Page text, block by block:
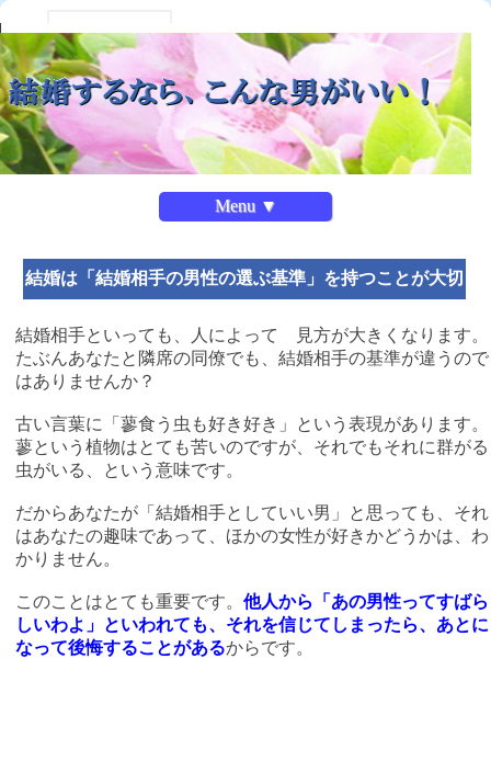
Menu ▼
結婚は「結婚相手の男性の選ぶ基準」を持つことが大切
結婚相手といっても、人によって 見方が大きくなります。
たぶんあなたと隣席の同僚でも、結婚相手の基準が違うので
はありませんか？
古い言葉に「蓼食う虫も好き好き」という表現があります。
蓼という植物はとても苦いのですが、それでもそれに群がる
虫がいる、という意味です。
だからあなたが「結婚相手としていい男」と思っても、それ
はあなたの趣味であって、ほかの女性が好きかどうかは、わ
かりません。
このことはとても重要です。 他人から「あの男性ってすばら
しいわよ」といわれても、それを信じてしまったら、あとに
なって後悔することがあるからです。